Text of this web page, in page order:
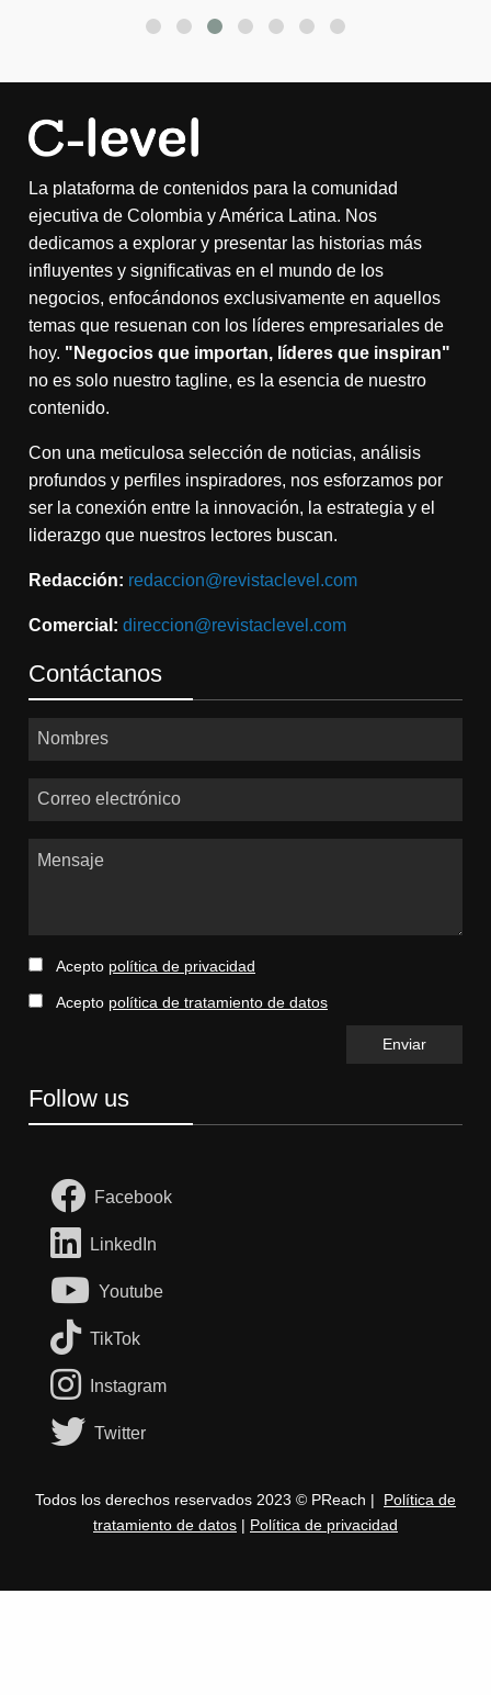
La plataforma de contenidos para la comunidad
ejecutiva de Colombia y América Latina. Nos
dedicamos a explorar y presentar las historias más
influyentes y significativas en el mundo de los
negocios, enfocándonos exclusivamente en aquellos
temas que resuenan con los líderes empresariales de
hoy. "Negocios que importan, líderes que inspiran"
no es solo nuestro tagline, es la esencia de nuestro
contenido.
Con una meticulosa selección de noticias, análisis
profundos y perfiles inspiradores, nos esforzamos por
ser la conexión entre la innovación, la estrategia y el
liderazgo que nuestros lectores buscan.
Redacción: redaccion@revistaclevel.com
Comercial: direccion@revistaclevel.com
Contáctanos
Nombres
Correo electrónico
Mensaje
Acepto política de privacidad
Acepto política de tratamiento de datos
Follow us
Facebook
LinkedIn
Youtube
TikTok
Instagram
Twitter
Todos los derechos reservados 2023 © PReach | Política de
tratamiento de datos | Política de privacidad